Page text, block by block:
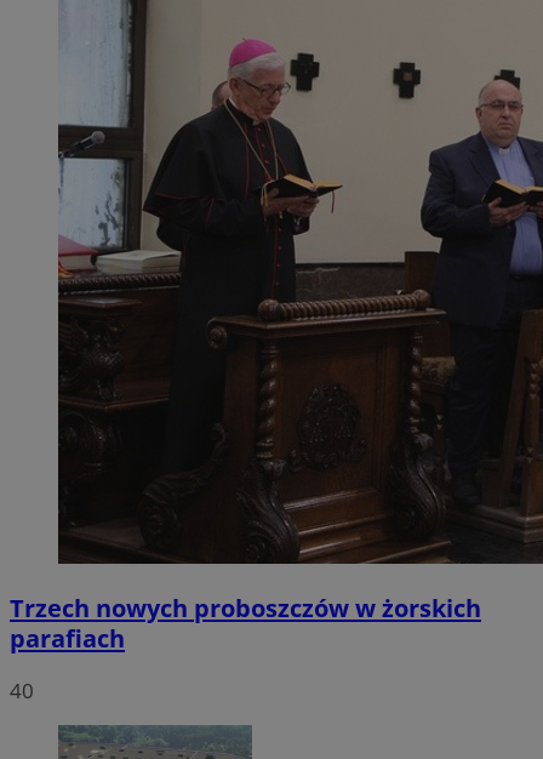
Trzech nowych proboszczów w żorskich
parafiach
40